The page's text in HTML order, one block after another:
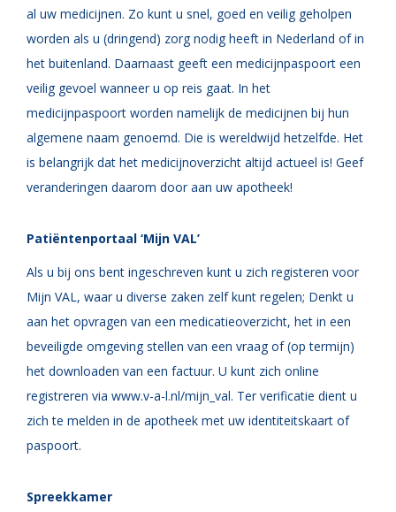
al uw medicijnen. Zo kunt u snel, goed en veilig geholpen
worden als u (dringend) zorg nodig heeft in Nederland of in
het buitenland. Daarnaast geeft een medicijnpaspoort een
veilig gevoel wanneer u op reis gaat. In het
medicijnpaspoort worden namelijk de medicijnen bij hun
algemene naam genoemd. Die is wereldwijd hetzelfde. Het
is belangrijk dat het medicijnoverzicht altijd actueel is! Geef
veranderingen daarom door aan uw apotheek!
Patiëntenportaal ‘Mijn VAL’
Als u bij ons bent ingeschreven kunt u zich registeren voor
Mijn VAL, waar u diverse zaken zelf kunt regelen; Denkt u
aan het opvragen van een medicatieoverzicht, het in een
beveiligde omgeving stellen van een vraag of (op termijn)
het downloaden van een factuur. U kunt zich online
registreren via www.v-a-l.nl/mijn_val. Ter verificatie dient u
zich te melden in de apotheek met uw identiteitskaart of
paspoort.
Spreekkamer